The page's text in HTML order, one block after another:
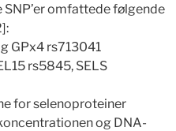
SNP’er omfattede følgende
GPx4 rs713041
rs5845, SELS
for selenoproteiner
og DNA-